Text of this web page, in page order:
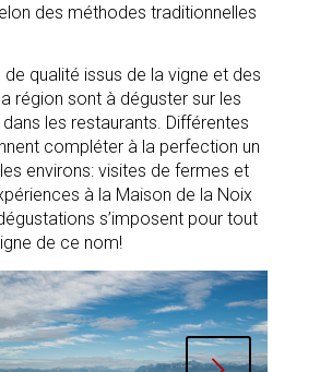
des méthodes traditionnelles
de qualité issus de la vigne et des
région sont à déguster sur les
les restaurants. Différentes
compléter à la perfection un
environs: visites de fermes et
à la Maison de la Noix
s’imposent pour tout
de ce nom!